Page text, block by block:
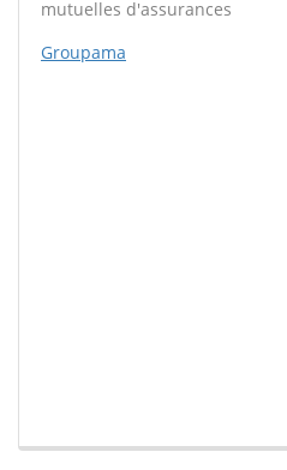
mutuelles d'assurances
Groupama